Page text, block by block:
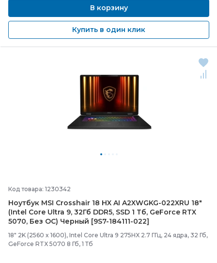
В корзину
Купить в один клик
Код товара: 1230342
Ноутбук MSI Crosshair 18 HX AI A2XWGKG-022XRU 18"
(Intel Core Ultra 9, 32Гб DDR5, SSD 1 Тб, GeForce RTX
5070, Без ОС) Черный [9S7-184111-022]
18" 2K (2560 x 1600), Intel Core Ultra 9 275HX 2.7 ГГц, 24 ядра, 32 Гб,
GeForce RTX 5070 8 Гб, 1 Тб